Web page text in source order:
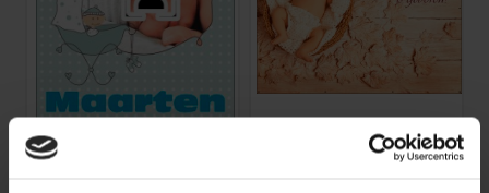
Spandoek: Geboorte Zoon Spandoek: Geboren
1 stuks 120 x 100 cm